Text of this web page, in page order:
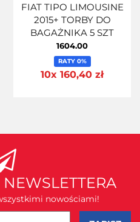
FIAT TIPO LIMOUSINE
2015+ TORBY DO
BAGAŻNIKA 5 SZT
1604.00
RATY 0%
10x 160,40 zł
nowościami!